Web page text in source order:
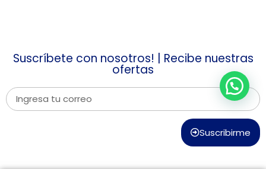
Suscríbete con nosotros! | Recibe nuestras
ofertas
Suscribirme